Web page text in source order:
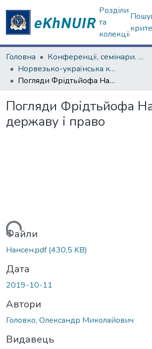
Розділи
та
колекції
Головна
Конференції, семінари. ХНУ імені В.Н. Каразіна
Норвезько-українська конференція, присвячена діяльності Ф. Нансена в Україні у 1921–1922 роках
Погляди Фрідтьйофа Нансена на державу і право
Погляди Фрідтьйофа
державу і право
Файли
Нансен.pdf(430,5 KB)
Дата
2019-10-11
Автори
Головко, Олександр Миколайович
Видавець